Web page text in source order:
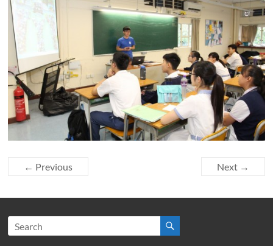
← Previous Next →